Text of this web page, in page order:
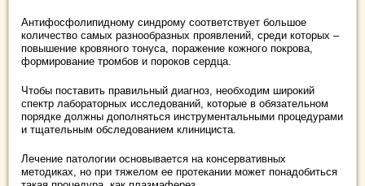
Антифосфолипидному синдрому соответствует большое
количество самых разнообразных проявлений, среди которых –
повышение кровяного тонуса, поражение кожного покрова,
формирование тромбов и пороков сердца.
Чтобы поставить правильный диагноз, необходим широкий
спектр лабораторных исследований, которые в обязательном
порядке должны дополняться инструментальными процедурами
и тщательным обследованием клинициста.
Лечение патологии основывается на консервативных
методиках, но при тяжелом ее протекании может понадобиться